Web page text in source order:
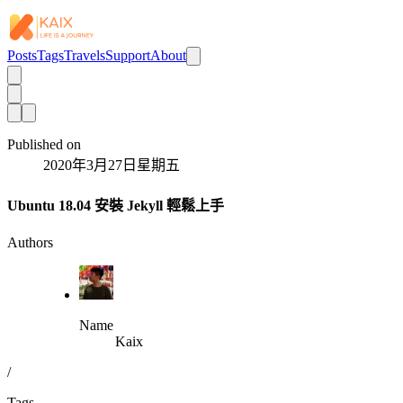
PostsTagsTravelsSupportAbout
Published on
2020年3月27日星期五
Ubuntu 18.04 安裝 Jekyll 輕鬆上手
Authors
Name
Kaix
/